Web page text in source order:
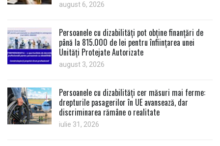
august 6, 2026
Persoanele cu dizabilități pot obține finanțări de
până la 815.000 de lei pentru înființarea unei
Unități Protejate Autorizate
august 3, 2026
Persoanele cu dizabilități cer măsuri mai ferme:
drepturile pasagerilor în UE avansează, dar
discriminarea rămâne o realitate
iulie 31, 2026